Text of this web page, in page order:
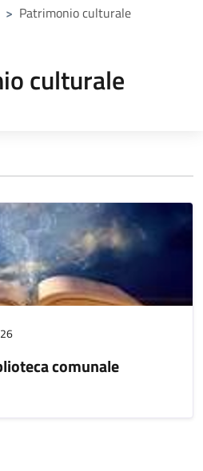
> Patrimonio culturale
culturale
comunale